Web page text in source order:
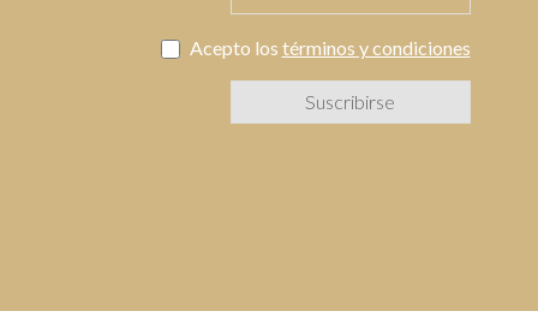
Acepto los términos y condiciones